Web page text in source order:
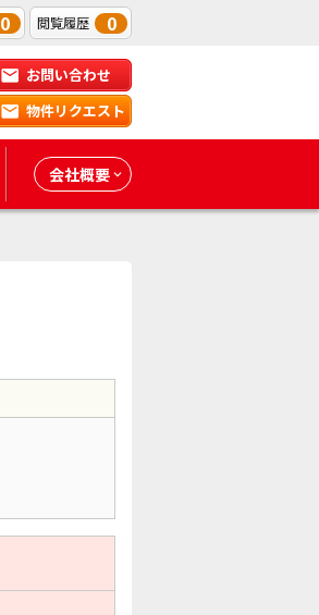
0 閲覧履歴 0
お問い合わせ
物件リクエスト
会社概要